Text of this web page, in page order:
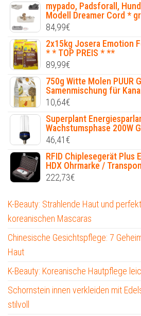
mypado, Padsforall,
Modell Dreamer Cord *
84,99€
2x15kg Josera Emotion
* * TOP PREIS * **
89,99€
750g Witte Molen PUUR
Samenmischung für
10,64€
Superplant
Wachstumsphase 200W
46,41€
RFID Chiplesegerät Plus
HDX Ohrmarke /
222,73€
K-Beauty: Strahlende Haut und
koreanischen Mascaras
Chinesische Gesichtspflege: 7
Haut
K-Beauty: Koreanische Hautpflege
Schornstein innen verkleiden mit
stilvoll